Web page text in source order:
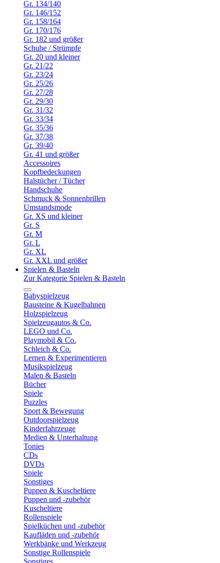
Gr. 134/140
Gr. 146/152
Gr. 158/164
Gr. 170/176
Gr. 182 und größer
Schuhe / Strümpfe
Gr. 20 und kleiner
Gr. 21/22
Gr. 23/24
Gr. 25/26
Gr. 27/28
Gr. 29/30
Gr. 31/32
Gr. 33/34
Gr. 35/36
Gr. 37/38
Gr. 39/40
Gr. 41 und größer
Accessoires
Kopfbedeckungen
Halstücher / Tücher
Handschuhe
Schmuck & Sonnenbrillen
Umstandsmode
Gr. XS und kleiner
Gr. S
Gr. M
Gr. L
Gr. XL
Gr. XXL und größer
Spielen & Basteln
Zur Kategorie Spielen & Basteln
Babyspielzeug
Bausteine & Kugelbahnen
Holzspielzeug
Spielzeugautos & Co.
LEGO und Co.
Playmobil & Co.
Schleich & Co.
Lernen & Experimentieren
Musikspielzeug
Malen & Basteln
Bücher
Spiele
Puzzles
Sport & Bewegung
Outdoorspielzeug
Kinderfahrzeuge
Medien & Unterhaltung
Tonies
CDs
DVDs
Spiele
Sonstiges
Puppen & Kuscheltiere
Puppen und -zubehör
Kuscheltiere
Rollenspiele
Spielküchen und -zubehör
Kaufläden und -zubehör
Werkbänke und Werkzeug
Sonstige Rollenspiele
Sonstiges